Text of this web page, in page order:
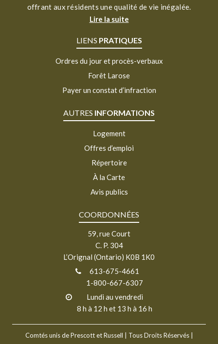
offrant aux résidents une qualité de vie inégalée.
Lire la suite
LIENS PRATIQUES
Ordres du jour et procès-verbaux
Forêt Larose
Payer un constat d’infraction
AUTRES INFORMATIONS
Logement
Offres d’emploi
Répertoire
À la Carte
Avis publics
COORDONNÉES
59, rue Court
C. P. 304
L’Orignal (Ontario) K0B 1K0
613-675-4661
1-800-667-6307
Lundi au vendredi
8 h à 12 h et 13 h à 16 h
Comtés unis de Prescott et Russell
| Tous Droits Réservés |